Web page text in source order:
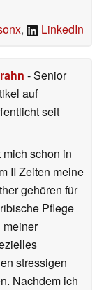
, LinkedIn
- Senior
auf
seit
mich schon in
II Zeiten meine
gehören für
Pflege
meiner
stressigen
Nachdem ich